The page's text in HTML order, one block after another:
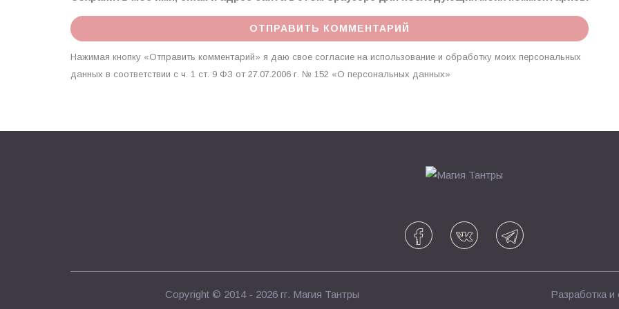
Нажимая кнопку «Отправить комментарий» я даю свое согласие на использование и обработку моих персональных
данных в соответствии с ч. 1 ст. 9 ФЗ от 27.07.2006 г. № 152 «О персональных данных»
Copyright © 2014 - 2026 гг. Магия Тантры Разработка